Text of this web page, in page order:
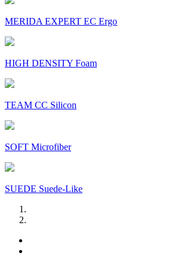
MERIDA EXPERT EC Ergo
HIGH DENSITY Foam
TEAM CC Silicon
SOFT Microfiber
SUEDE Suede-Like